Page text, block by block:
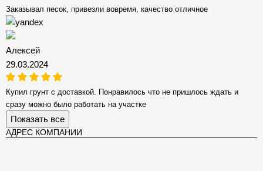
Заказывал песок, привезли вовремя, качество отличное
Алексей
29.03.2024
Купил грунт с доставкой. Понравилось что не пришлось ждать и
сразу можно было работать на участке
Показать все
АДРЕС КОМПАНИИ